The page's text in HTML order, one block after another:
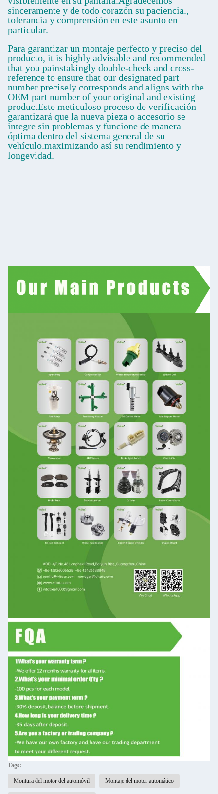
sinceramente y de todo corazón su paciencia.,
tolerancia y comprensión en este asunto en
particular.
Para garantizar un montaje perfecto y preciso del
producto, it is highly advisable and recommended
that you painstakingly double-check and cross-
reference to ensure that our designated part
number precisely corresponds and aligns with the
OEM part number of your original and existing
productEste meticuloso proceso de verificación
garantizará que la nueva pieza o accesorio se
integre sin problemas y funcione de manera
óptima dentro del sistema general de su
vehículo.maximizando así su rendimiento y
longevidad.
Tags:
Montura del motor del automóvil Montaje del motor automático